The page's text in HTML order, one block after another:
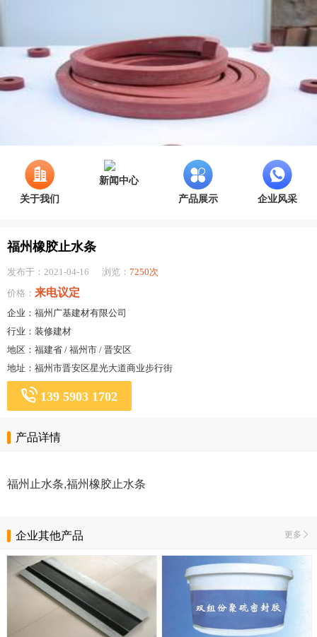
关于我们
新闻中心
产品展示
企业风采
福州橡胶止水条
发布于：2021-04-16 浏览： 7250次
价格： 来电议定
企业：福州广基建材有限公司
行业：装修建材
地区：福建省 / 福州市 / 晋安区
地址：福州市晋安区星光大道商业步行街
139 5903 1702
产品详情
福州止水条,福州橡胶止水条
企业其他产品 更多